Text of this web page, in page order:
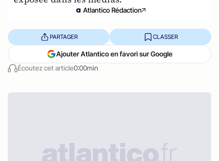
Atlantico Rédaction
Écoutez cet article0:00min
PARTAGER CLASSER
Ajouter Atlantico en favori sur Google